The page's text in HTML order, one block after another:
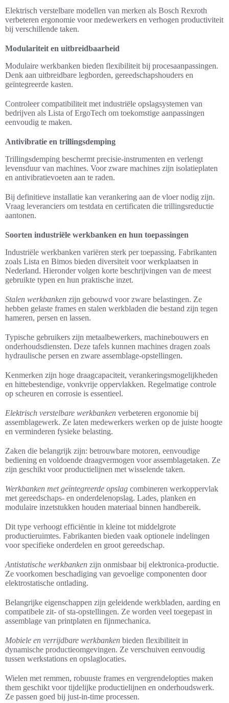
Elektrisch verstelbare modellen van merken als Bosch Rexroth
verbeteren ergonomie voor medewerkers en verhogen productiviteit
bij verschillende taken.
Modulariteit en uitbreidbaarheid
Modulaire werkbanken bieden flexibiliteit bij procesaanpassingen.
Denk aan uitbreidbare legborden, gereedschapshouders en
geïntegreerde kasten.
Controleer compatibiliteit met industriële opslagsystemen van
bedrijven als Lista of ErgoTech om toekomstige aanpassingen
eenvoudig te maken.
Antivibratie en trillingsdemping
Trillingsdemping beschermt precisie-instrumenten en verlengt
levensduur van machines. Voor zware machines zijn isolatieplaten
en antivibratievoeten aan te raden.
Bij definitieve installatie kan verankering aan de vloer nodig zijn.
Vraag leveranciers om testdata en certificaten die trillingsreductie
aantonen.
Soorten industriële werkbanken en hun toepassingen
Industriële werkbanken variëren sterk per toepassing. Fabrikanten
zoals Lista en Bimos bieden diversiteit voor werkplaatsen in
Nederland. Hieronder volgen korte beschrijvingen van de meest
gebruikte typen en hun praktische inzet.
Stalen werkbanken zijn gebouwd voor zware belastingen. Ze
hebben gelaste frames en stalen werkbladen die bestand zijn tegen
hameren, persen en lassen.
Typische gebruikers zijn metaalbewerkers, machinebouwers en
onderhoudsdiensten. Deze tafels kunnen machines dragen zoals
hydraulische persen en zware assemblage-opstellingen.
Kenmerken zijn hoge draagcapaciteit, verankeringsmogelijkheden
en hittebestendige, vonkvrije oppervlakken. Regelmatige controle
op scheuren en corrosie is essentieel.
Elektrisch verstelbare werkbanken verbeteren ergonomie bij
assemblagewerk. Ze laten medewerkers werken op de juiste hoogte
en verminderen fysieke belasting.
Zaken die belangrijk zijn: betrouwbare motoren, eenvoudige
bediening en voldoende draagvermogen voor assemblagetaken. Ze
zijn geschikt voor productielijnen met wisselende taken.
Werkbanken met geïntegreerde opslag combineren werkoppervlak
met gereedschaps- en onderdelenopslag. Lades, planken en
modulaire inzetstukken houden materiaal binnen handbereik.
Dit type verhoogt efficiëntie in kleine tot middelgrote
productieruimtes. Fabrikanten bieden vaak optionele indelingen
voor specifieke onderdelen en groot gereedschap.
Antistatische werkbanken zijn onmisbaar bij elektronica-productie.
Ze voorkomen beschadiging van gevoelige componenten door
elektrostatische ontlading.
Belangrijke eigenschappen zijn geleidende werkbladen, aarding en
compatibele zit- of sta-opstellingen. Ze worden veel toegepast in
assemblage van printplaten en fijnmechanica.
Mobiele en verrijdbare werkbanken bieden flexibiliteit in
dynamische productieomgevingen. Ze verschuiven eenvoudig
tussen werkstations en opslaglocaties.
Wielen met remmen, robuuste frames en vergrendelopties maken
them geschikt voor tijdelijke productielijnen en onderhoudswerk.
Ze passen goed bij just-in-time processen.